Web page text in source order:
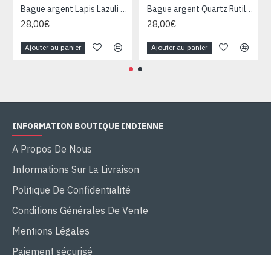
Bague argent Lapis Lazuli - Bijoux Inde - Bijoux indiens
28,00€
Ajouter au panier
Bague argent Quartz Rutile - Bague indienne - Bijoux indiens
28,00€
Ajouter au panier
INFORMATION BOUTIQUE INDIENNE
A Propos De Nous
Informations Sur La Livraison
Politique De Confidentialité
Conditions Générales De Vente
Mentions Légales
Paiement sécurisé